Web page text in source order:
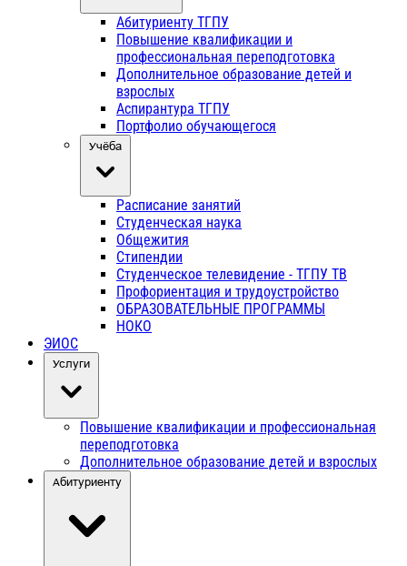
Абитуриенту ТГПУ
Повышение квалификации и
профессиональная переподготовка
Дополнительное образование детей и
взрослых
Аспирантура ТГПУ
Портфолио обучающегося
Учёба
Расписание занятий
Студенческая наука
Общежития
Стипендии
Студенческое телевидение - ТГПУ ТВ
Профориентация и трудоустройство
ОБРАЗОВАТЕЛЬНЫЕ ПРОГРАММЫ
НОКО
ЭИОС
Услуги
Повышение квалификации и профессиональная
переподготовка
Дополнительное образование детей и взрослых
Абитуриенту